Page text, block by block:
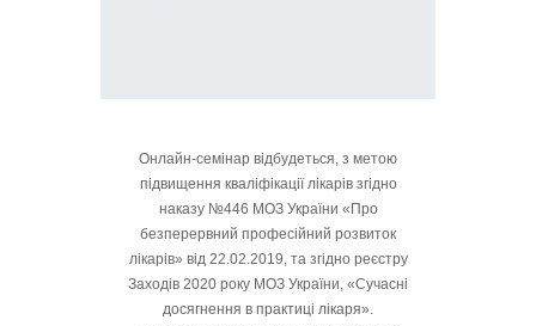
Онлайн-семінар відбудеться, з метою
підвищення кваліфікації лікарів згідно
наказу №446 МОЗ України «Про
безперервний професійний розвиток
лікарів» від 22.02.2019, та згідно реєстру
Заходів 2020 року МОЗ України, «Сучасні
досягнення в практиці лікаря».